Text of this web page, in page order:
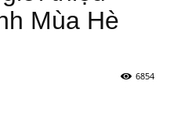
Mùa Hè
6854